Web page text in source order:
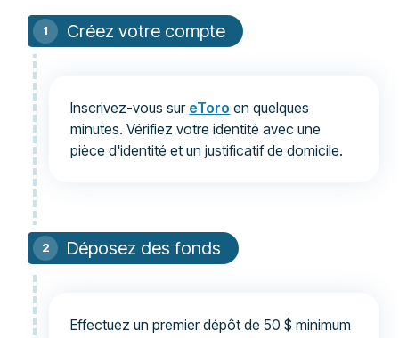
Créez votre compte
Inscrivez-vous sur eToro en quelques
minutes. Vérifiez votre identité avec une
pièce d'identité et un justificatif de domicile.
Déposez des fonds
Effectuez un premier dépôt de 50 $ minimum